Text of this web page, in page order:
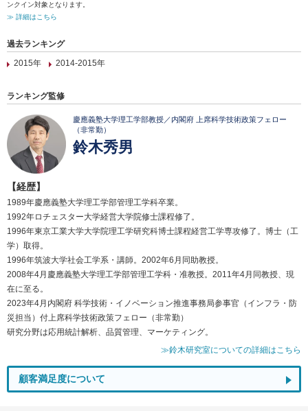
ンクイン対象となります。
≫ 詳細はこちら
過去ランキング
2015年
2014-2015年
ランキング監修
慶應義塾大学理工学部教授／内閣府 上席科学技術政策フェロー
（非常勤）
鈴木秀男
【経歴】
1989年慶應義塾大学理工学部管理工学科卒業。
1992年ロチェスター大学経営大学院修士課程修了。
1996年東京工業大学大学院理工学研究科博士課程経営工学専攻修了。博士（工
学）取得。
1996年筑波大学社会工学系・講師。2002年6月同助教授。
2008年4月慶應義塾大学理工学部管理工学科・准教授。2011年4月同教授、現
在に至る。
2023年4月内閣府 科学技術・イノベーション推進事務局参事官（インフラ・防
災担当）付上席科学技術政策フェロー（非常勤）
研究分野は応用統計解析、品質管理、マーケティング。
≫鈴木研究室についての詳細はこちら
顧客満足度について